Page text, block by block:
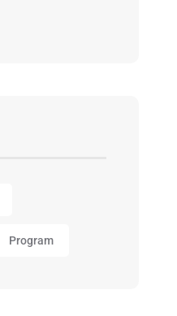
Program